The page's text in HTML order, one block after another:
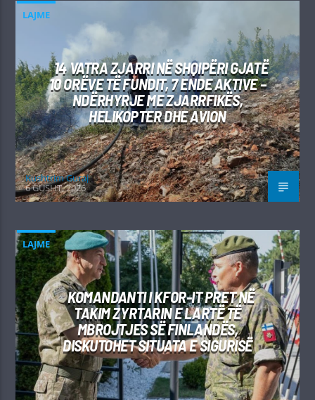
LAJME
14 VATRA ZJARRI NË SHQIPËRI GJATË
10 ORËVE TË FUNDIT, 7 ENDE AKTIVE –
NDËRHYRJE ME ZJARRFIKËS,
HELIKOPTER DHE AVION
Kushtrim Guraj
6 GUSHT, 2026
LAJME
KOMANDANTI I KFOR-IT PRET NË
TAKIM ZYRTARIN E LARTË TË
MBROJTJES SË FINLANDËS,
DISKUTOHET SITUATA E SIGURISË